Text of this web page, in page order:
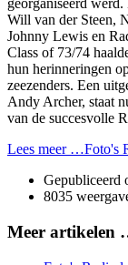
georganiseerd
Will van der Steen,
Johnny Lewis en
Class of 73/74
hun herinneringen
zeezenders. Een
Andy Archer, staat
van de succesvolle
Lees meer …Foto's
Gepubliceerd
8035
Meer artikelen